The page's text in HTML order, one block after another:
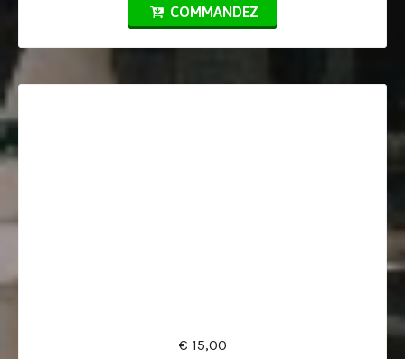
COMMANDEZ
€ 15,00